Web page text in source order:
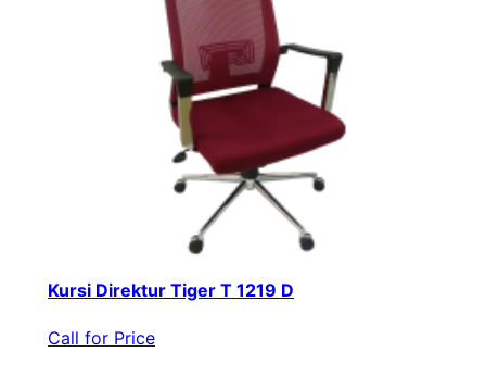
Kursi Direktur Tiger T 1219 D
Call for Price